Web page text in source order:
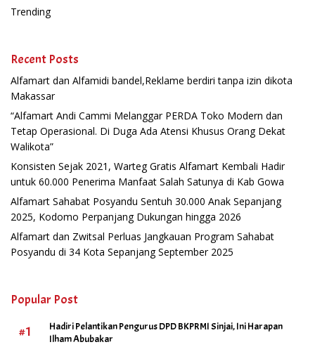
Trending
Recent Posts
Alfamart dan Alfamidi bandel,Reklame berdiri tanpa izin dikota
Makassar
“Alfamart Andi Cammi Melanggar PERDA Toko Modern dan
Tetap Operasional. Di Duga Ada Atensi Khusus Orang Dekat
Walikota”
Konsisten Sejak 2021, Warteg Gratis Alfamart Kembali Hadir
untuk 60.000 Penerima Manfaat Salah Satunya di Kab Gowa
Alfamart Sahabat Posyandu Sentuh 30.000 Anak Sepanjang
2025, Kodomo Perpanjang Dukungan hingga 2026
Alfamart dan Zwitsal Perluas Jangkauan Program Sahabat
Posyandu di 34 Kota Sepanjang September 2025
Popular Post
#1
Hadiri Pelantikan Pengurus DPD BKPRMI Sinjai, Ini Harapan
Ilham Abubakar